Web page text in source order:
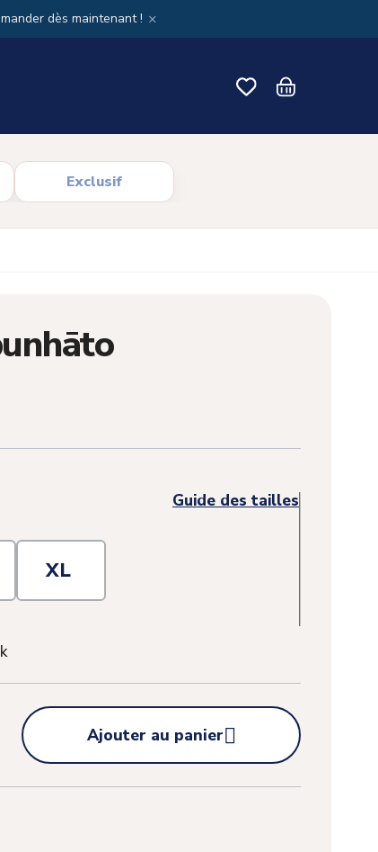
dès maintenant ! ×
Exclusif
Guide des tailles
XL

Ajouter au panier